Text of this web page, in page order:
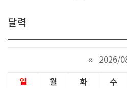
달력
« 2026/
일 월 화 수